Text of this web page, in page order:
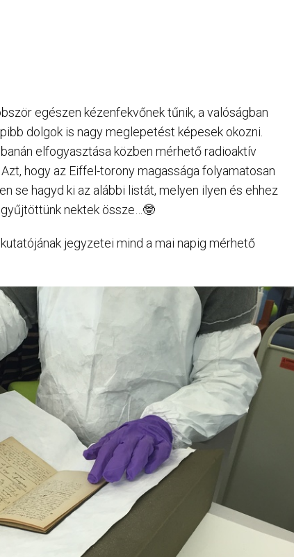
egészen kézenfekvőnek tűnik, a valóságban
dolgok is nagy meglepetést képesek okozni.
elfogyasztása közben mérhető radioaktív
hogy az Eiffel-torony magassága folyamatosan
se hagyd ki az alábbi listát, melyen ilyen és ehhez
nektek össze…🤓
jegyzetei mind a mai napig mérhető